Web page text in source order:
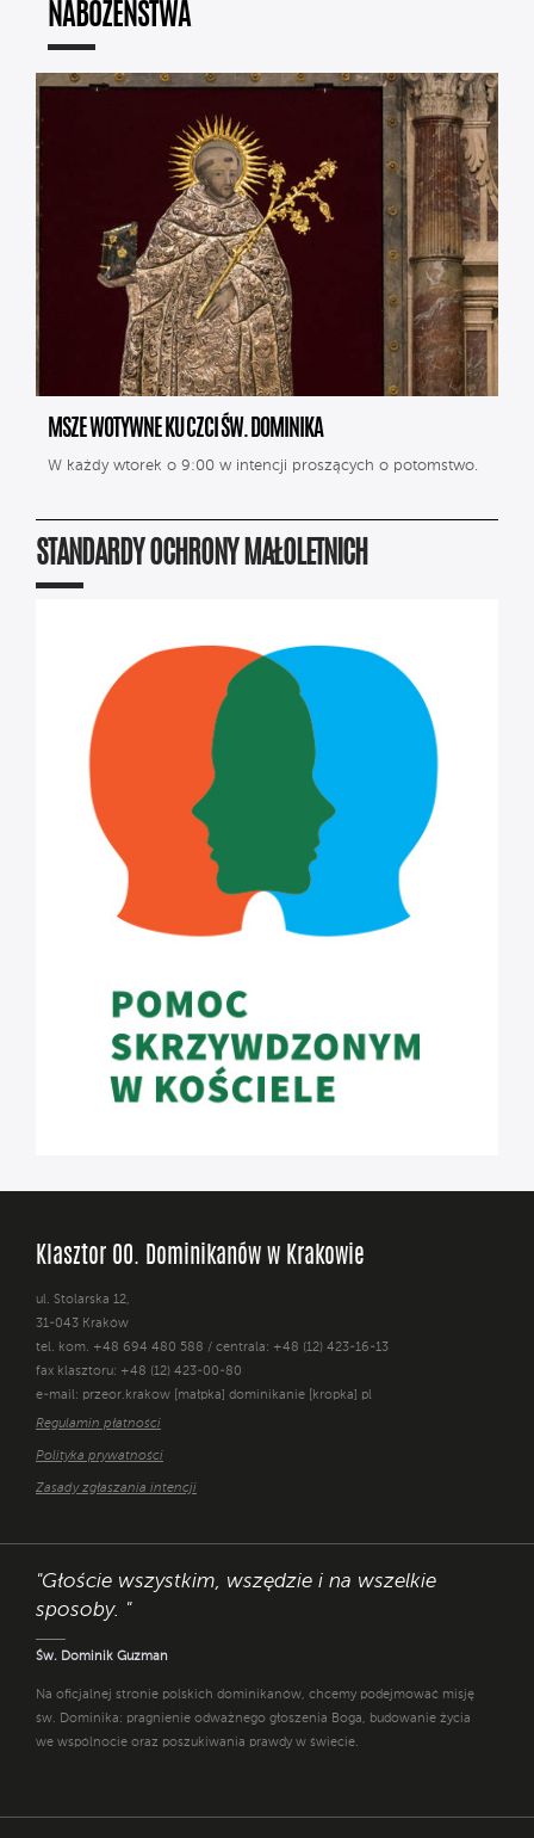
NABOŻEŃSTWA
MSZE WOTYWNE KU CZCI ŚW. DOMINIKA
W każdy wtorek o 9:00 w intencji proszących o potomstwo.
STANDARDY OCHRONY MAŁOLETNICH
Klasztor OO. Dominikanów w Krakowie
ul. Stolarska 12,
31-043 Kraków
tel. kom. +48 694 480 588 / centrala: +48 (12) 423-16-13
fax klasztoru: +48 (12) 423-00-80
e-mail: przeor.krakow [małpka] dominikanie [kropka] pl
Regulamin płatności
Polityka prywatności
Zasady zgłaszania intencji
"Głoście wszystkim, wszędzie i na wszelkie
sposoby. "
Św. Dominik Guzman
Na oficjalnej stronie polskich dominikanów, chcemy podejmować misję
św. Dominika: pragnienie odważnego głoszenia Boga, budowanie życia
we wspólnocie oraz poszukiwania prawdy w świecie.